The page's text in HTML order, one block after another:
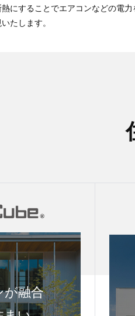
にすることでエアコンなどの電力
たします。
が融合